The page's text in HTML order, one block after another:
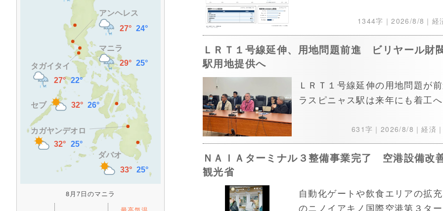
8月7日のマニラ
1344字｜2026/8/8 ｜経
ＬＲＴ１号線延伸、用地問題前進 ビリヤール財
駅用地提供へ
ＬＲＴ１号線延伸の用地問題が前
ラスピニャス駅は来年にも着工へ
631字｜ 2026/8/8 ｜経済｜
ＮＡＩＡターミナル３整備事業完了 空港設備改
観光省
自動化ゲートや飲食エリアの拡
のニノイアキノ国際空港第３タ